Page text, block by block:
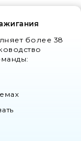
более 38